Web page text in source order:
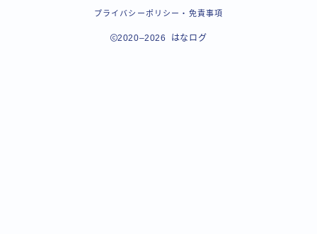
プライバシーポリシー・免責事項
2020–2026 はなログ